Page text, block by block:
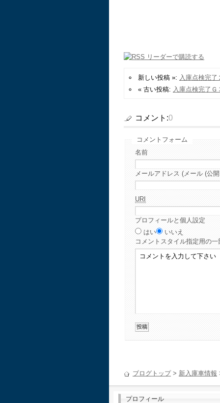
新しい投稿 »: 入庫点検完
« 古い投稿: 入庫点検完了
コメント:0
コメントフォーム
名前
メールアドレス (メール (公
URI
プロフィールと個人設定
はい
いいえ
コメント スタイル指定用の
ブログトップ> 新入庫車情報
プロフィール